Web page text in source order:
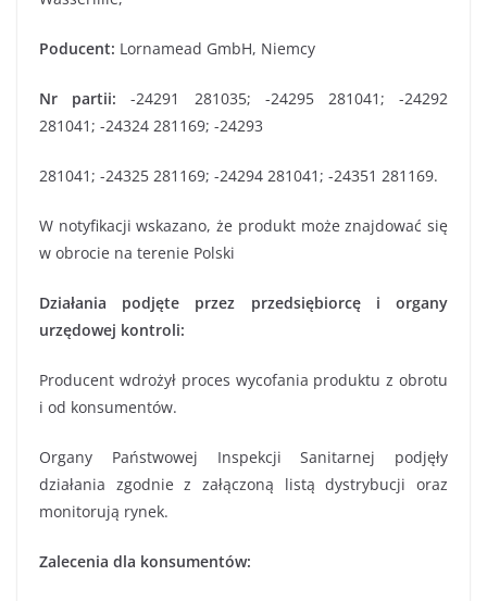
Poducent: Lornamead GmbH, Niemcy
Nr partii: -24291 281035; -24295 281041; -24292
281041; -24324 281169; -24293
281041; -24325 281169; -24294 281041; -24351 281169.
W notyfikacji wskazano, że produkt może znajdować się
w obrocie na terenie Polski
Działania podjęte przez przedsiębiorcę i organy
urzędowej kontroli:
Producent wdrożył proces wycofania produktu z obrotu
i od konsumentów.
Organy Państwowej Inspekcji Sanitarnej podjęły
działania zgodnie z załączoną listą dystrybucji oraz
monitorują rynek.
Zalecenia dla konsumentów: